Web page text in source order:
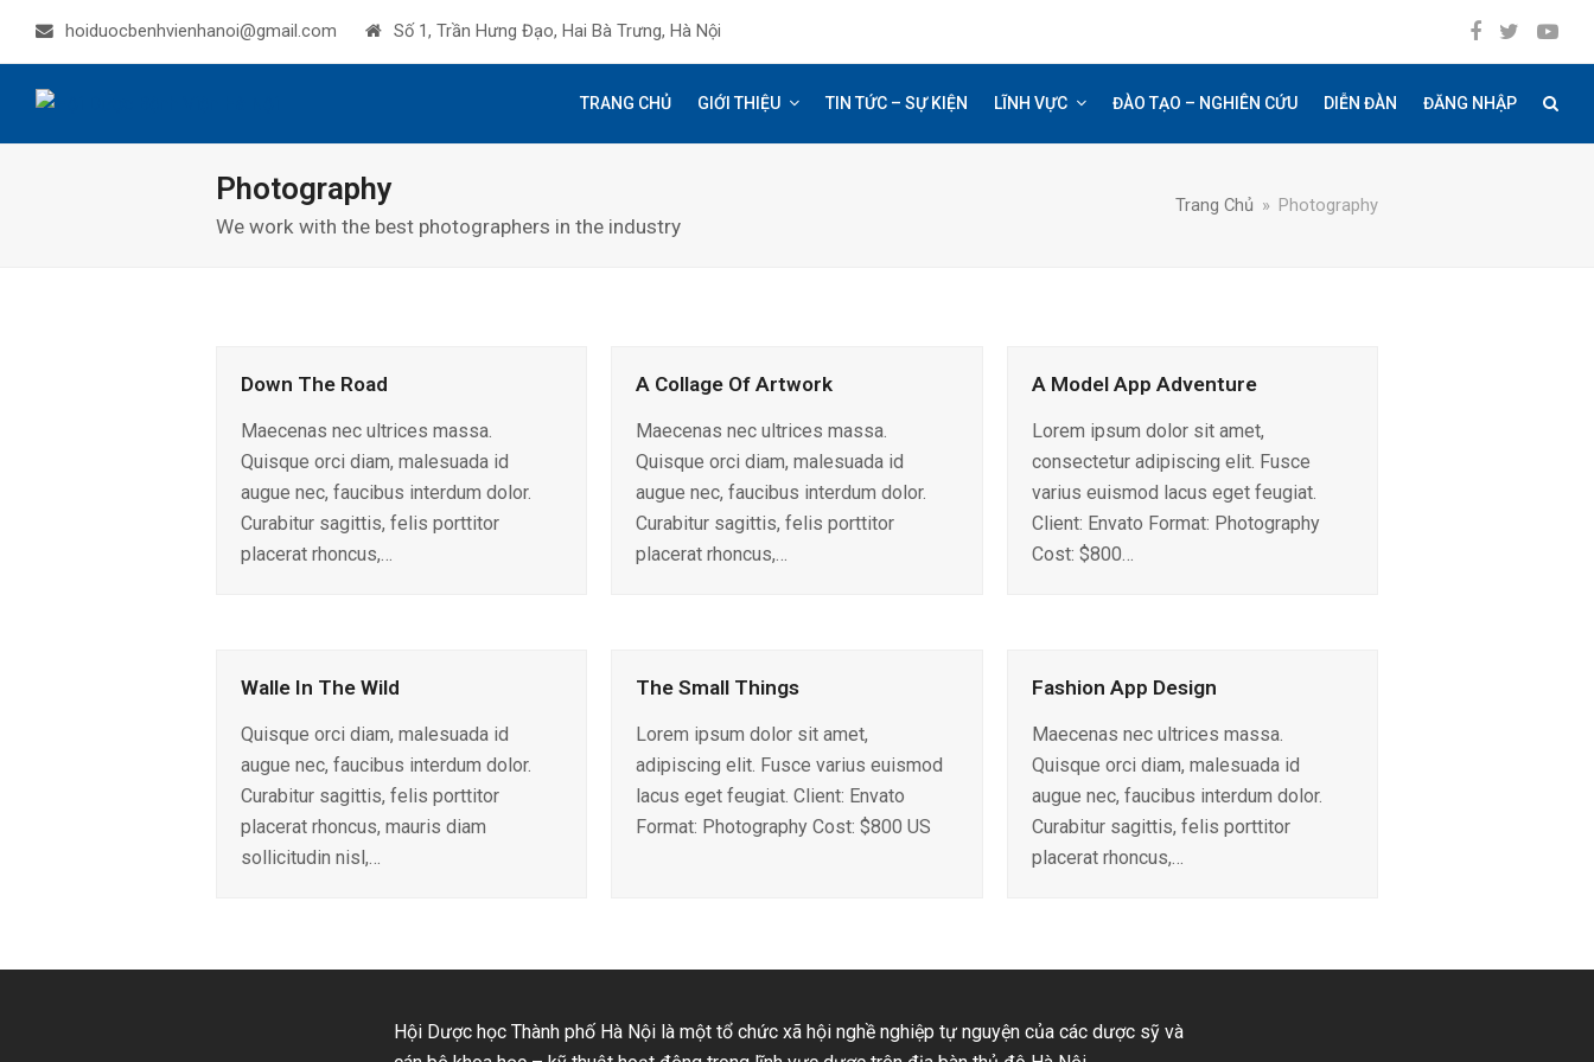
hoiduocbenhvienhanoi@gmail.com Số 1, Trần Hưng Đạo, Hai Bà Trưng, Hà Nội Facebook
Twitter
TRANG CHỦ GIỚI THIỆU TIN TỨC – SỰ KIỆN LĨNH VỰC ĐÀO TẠO – NGHIÊN CỨU DIỄN ĐÀN ĐĂNG NHẬP
Photography
We work with the best photographers in the industry
Trang Chủ » Photography
Down The Road
Maecenas nec ultrices massa.
Quisque orci diam, malesuada id
augue nec, faucibus interdum dolor.
Curabitur sagittis, felis porttitor
placerat rhoncus,…
A Collage Of Artwork
Maecenas nec ultrices massa.
Quisque orci diam, malesuada id
augue nec, faucibus interdum dolor.
Curabitur sagittis, felis porttitor
placerat rhoncus,…
A Model App Adventure
Lorem ipsum dolor sit amet,
consectetur adipiscing elit. Fusce
varius euismod lacus eget feugiat.
Client: Envato Format: Photography
Cost: $800…
Walle In The Wild
Quisque orci diam, malesuada id
augue nec, faucibus interdum dolor.
Curabitur sagittis, felis porttitor
placerat rhoncus, mauris diam
sollicitudin nisl,…
The Small Things
Lorem ipsum dolor sit amet,
adipiscing elit. Fusce varius euismod
lacus eget feugiat. Client: Envato
Format: Photography Cost: $800 US
Fashion App Design
Maecenas nec ultrices massa.
Quisque orci diam, malesuada id
augue nec, faucibus interdum dolor.
Curabitur sagittis, felis porttitor
placerat rhoncus,…
Hội Dược học Thành phố Hà Nội là một tổ chức xã hội nghề nghiệp tự nguyện của các dược sỹ và